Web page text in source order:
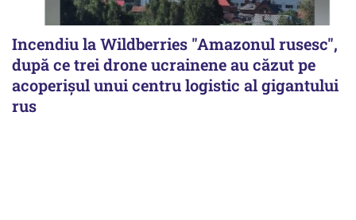
Incendiu la Wildberries "Amazonul rusesc",
după ce trei drone ucrainene au căzut pe
acoperişul unui centru logistic al gigantului
rus